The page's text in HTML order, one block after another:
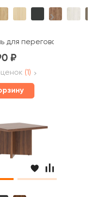
Директ / Onix Direct
для переговорных
(1)